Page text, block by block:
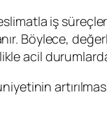
iş
Böylece,
acil